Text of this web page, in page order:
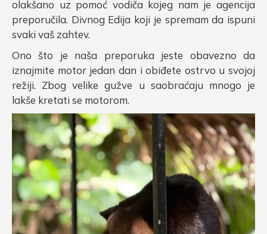
olakšano uz pomoć vodiča kojeg nam je agencija
preporučila. Divnog Edija koji je spremam da ispuni
svaki vaš zahtev.
Ono što je naša preporuka jeste obavezno da
iznajmite motor jedan dan i obiđete ostrvo u svojoj
režiji. Zbog velike gužve u saobraćaju mnogo je
lakše kretati se motorom.